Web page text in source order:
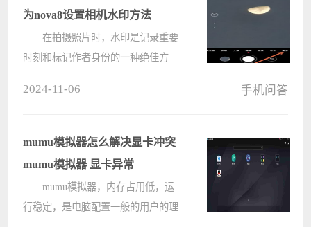
为nova8设置相机水印方法
在拍摄照片时，水印是记录重要
时刻和标记作者身份的一种绝佳方
nova8设置相机水印的方法，指导您
轻松记????
2024-11-06 手机问答
mumu模拟器怎么解决显卡冲突
mumu模拟器 显卡异常
mumu模拟器，内存占用低，运
行稳定，是电脑配置一般的用户的理